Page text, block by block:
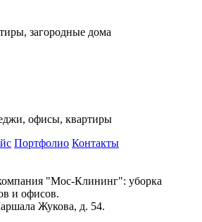
загородные дома
офисы, квартиры
Портфолио Контакты
"Мос-Клининг": уборка
и офисов.
Жукова, д. 54.